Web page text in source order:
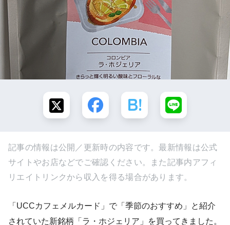
記事の情報は公開／更新時の内容です。最新情報は公式
サイトやお店などでご確認ください。また記事内アフィ
リエイトリンクから収入を得る場合があります。
「UCCカフェメルカード」で「季節のおすすめ」と紹介
されていた新銘柄「ラ・ホジェリア」を買ってきました。